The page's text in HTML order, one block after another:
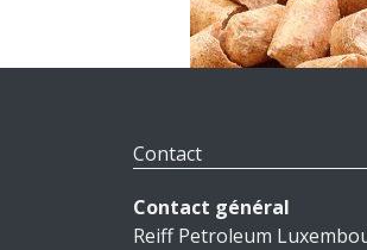
Contact
Contact général
Reiff Petroleum